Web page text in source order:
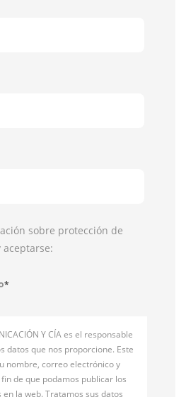
sobre protección de
aceptarse:
*
Y CÍA es el responsable
datos que nos proporcione. Este
nombre, correo electrónico y
de que podamos publicar los
la web. Tratamos sus datos